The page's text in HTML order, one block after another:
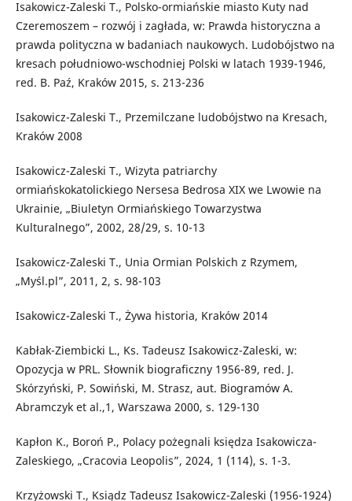
Isakowicz-Zaleski T., Polsko-ormiańskie miasto Kuty nad
Czeremoszem – rozwój i zagłada, w: Prawda historyczna a
prawda polityczna w badaniach naukowych. Ludobójstwo na
kresach południowo-wschodniej Polski w latach 1939-1946,
red. B. Paź, Kraków 2015, s. 213-236
Isakowicz-Zaleski T., Przemilczane ludobójstwo na Kresach,
Kraków 2008
Isakowicz-Zaleski T., Wizyta patriarchy
ormiańskokatolickiego Nersesa Bedrosa XIX we Lwowie na
Ukrainie, „Biuletyn Ormiańskiego Towarzystwa
Kulturalnego”, 2002, 28/29, s. 10-13
Isakowicz-Zaleski T., Unia Ormian Polskich z Rzymem,
„Myśl.pl”, 2011, 2, s. 98-103
Isakowicz-Zaleski T., Żywa historia, Kraków 2014
Kabłak-Ziembicki L., Ks. Tadeusz Isakowicz-Zaleski, w:
Opozycja w PRL. Słownik biograficzny 1956-89, red. J.
Skórzyński, P. Sowiński, M. Strasz, aut. Biogramów A.
Abramczyk et al.,1, Warszawa 2000, s. 129-130
Kapłon K., Boroń P., Polacy pożegnali księdza Isakowicza-
Zaleskiego, „Cracovia Leopolis”, 2024, 1 (114), s. 1-3.
Krzyżowski T., Ksiądz Tadeusz Isakowicz-Zaleski (1956-1924)